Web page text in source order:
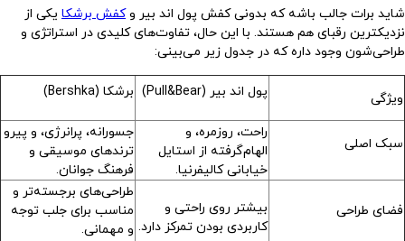
شاید برات جالب باشه که بدونی کفش پول اند بیر وکفش برشکا یکی از
نزدیکترین رقبای هم هستند. با این حال، تفاوت‌های کلیدی در استراتژی و
طراحی‌شون وجود داره که در جدول زیر می‌بینی:
ویژگی پول اند بیر (Pull&Bear) برشکا (Bershka)
سبک اصلی
راحت، روزمره، و
الهام‌گرفته از استایل
خیابانی کالیفرنیا.
جسورانه، پرانرژی، و پیرو
ترندهای موسیقی و
فرهنگ جوانان.
فضای طراحی
بیشتر روی راحتی و
کاربردی بودن تمرکز دارد.
طراحی‌های برجسته‌تر و
مناسب برای جلب توجه
و مهمانی.